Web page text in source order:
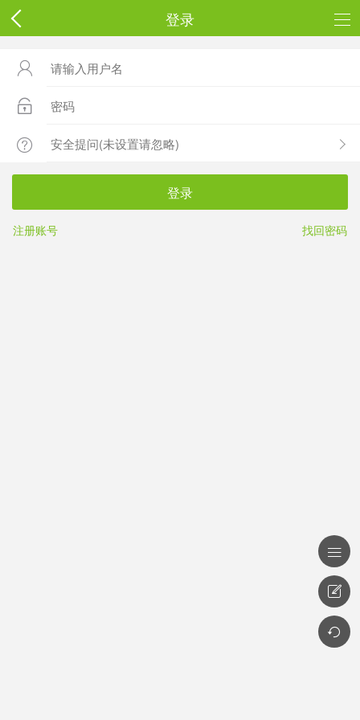
登录



登录
注册账号 找回密码


